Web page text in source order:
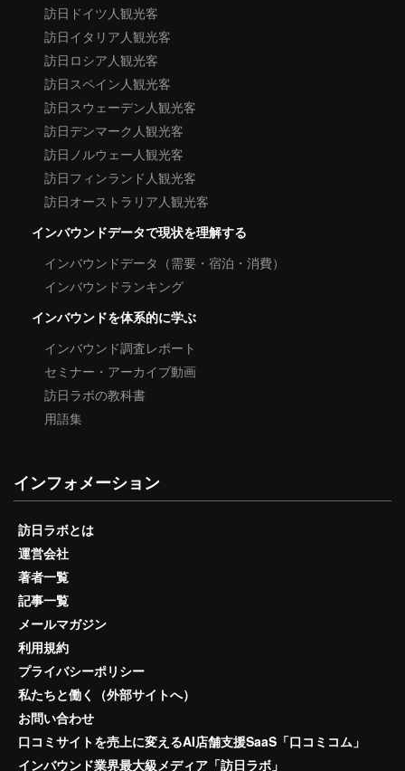
訪日ドイツ人観光客
訪日イタリア人観光客
訪日ロシア人観光客
訪日スペイン人観光客
訪日スウェーデン人観光客
訪日デンマーク人観光客
訪日ノルウェー人観光客
訪日フィンランド人観光客
訪日オーストラリア人観光客
インバウンドデータで現状を理解する
インバウンドデータ（需要・宿泊・消費）
インバウンドランキング
インバウンドを体系的に学ぶ
インバウンド調査レポート
セミナー・アーカイブ動画
訪日ラボの教科書
用語集
インフォメーション
訪日ラボとは
運営会社
著者一覧
記事一覧
メールマガジン
利用規約
プライバシーポリシー
私たちと働く（外部サイトへ）
お問い合わせ
口コミサイトを売上に変えるAI店舗支援SaaS「口コミコム」
インバウンド業界最大級メディア「訪日ラボ」